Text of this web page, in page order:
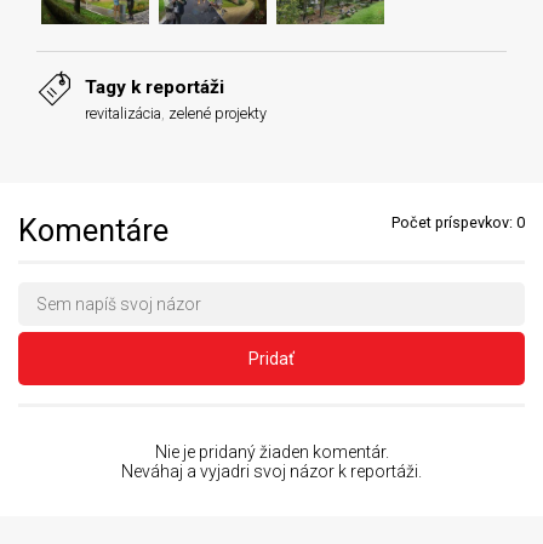
Tagy k reportáži
revitalizácia zelené projekty
Komentáre Počet príspevkov: 0
Pridať
Nie je pridaný žiaden komentár.
Neváhaj a vyjadri svoj názor k reportáži.